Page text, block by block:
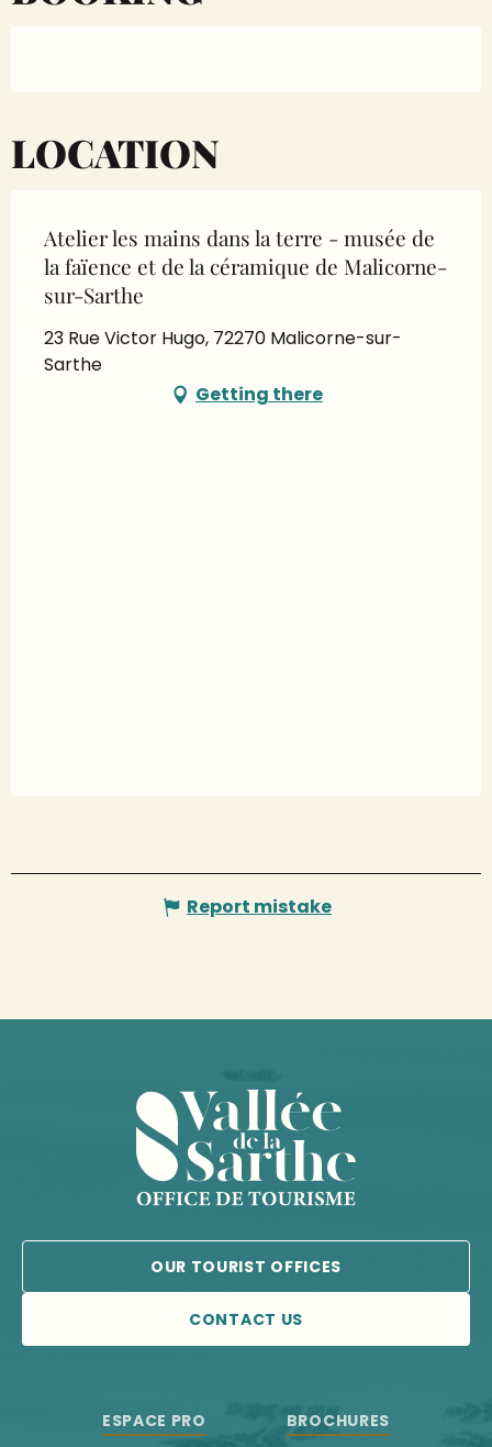
LOCATION
Atelier les mains dans la terre - musée de
la faïence et de la céramique de Malicorne-
sur-Sarthe
23 Rue Victor Hugo, 72270 Malicorne-sur-
Sarthe
Getting there
Report mistake
OUR TOURIST OFFICES
CONTACT US
ESPACE PRO BROCHURES